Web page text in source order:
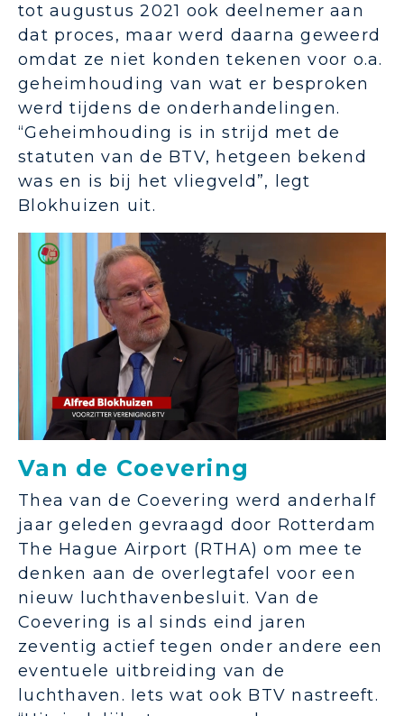
tot augustus 2021 ook deelnemer aan
dat proces, maar werd daarna geweerd
omdat ze niet konden tekenen voor o.a.
geheimhouding van wat er besproken
werd tijdens de onderhandelingen.
“Geheimhouding is in strijd met de
statuten van de BTV, hetgeen bekend
was en is bij het vliegveld”, legt
Blokhuizen uit.
Van de Coevering
Thea van de Coevering werd anderhalf
jaar geleden gevraagd door Rotterdam
The Hague Airport (RTHA) om mee te
denken aan de overlegtafel voor een
nieuw luchthavenbesluit. Van de
Coevering is al sinds eind jaren
zeventig actief tegen onder andere een
eventuele uitbreiding van de
luchthaven. Iets wat ook BTV nastreeft.